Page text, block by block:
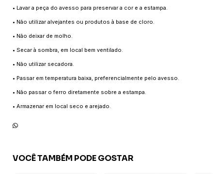
• Lavar a peça do avesso para preservar a cor e a estampa.
• Não utilizar alvejantes ou produtos à base de cloro.
• Não deixar de molho.
• Secar à sombra, em local bem ventilado.
• Não utilizar secadora.
• Passar em temperatura baixa, preferencialmente pelo avesso.
• Não passar o ferro diretamente sobre a estampa.
• Armazenar em local seco e arejado.
VOCÊ TAMBÉM PODE GOSTAR